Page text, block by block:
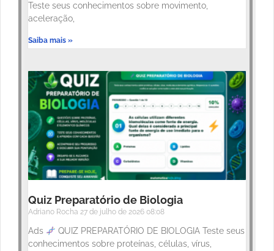
Teste seus conhecimentos sobre movimento,
aceleração,
Saiba mais »
Quiz Preparatório de Biologia
Adriano Rocha 27 de julho de 2026 08:08
Ads
QUIZ PREPARATÓRIO DE BIOLOGIA Teste seus
conhecimentos sobre proteínas, células, vírus,